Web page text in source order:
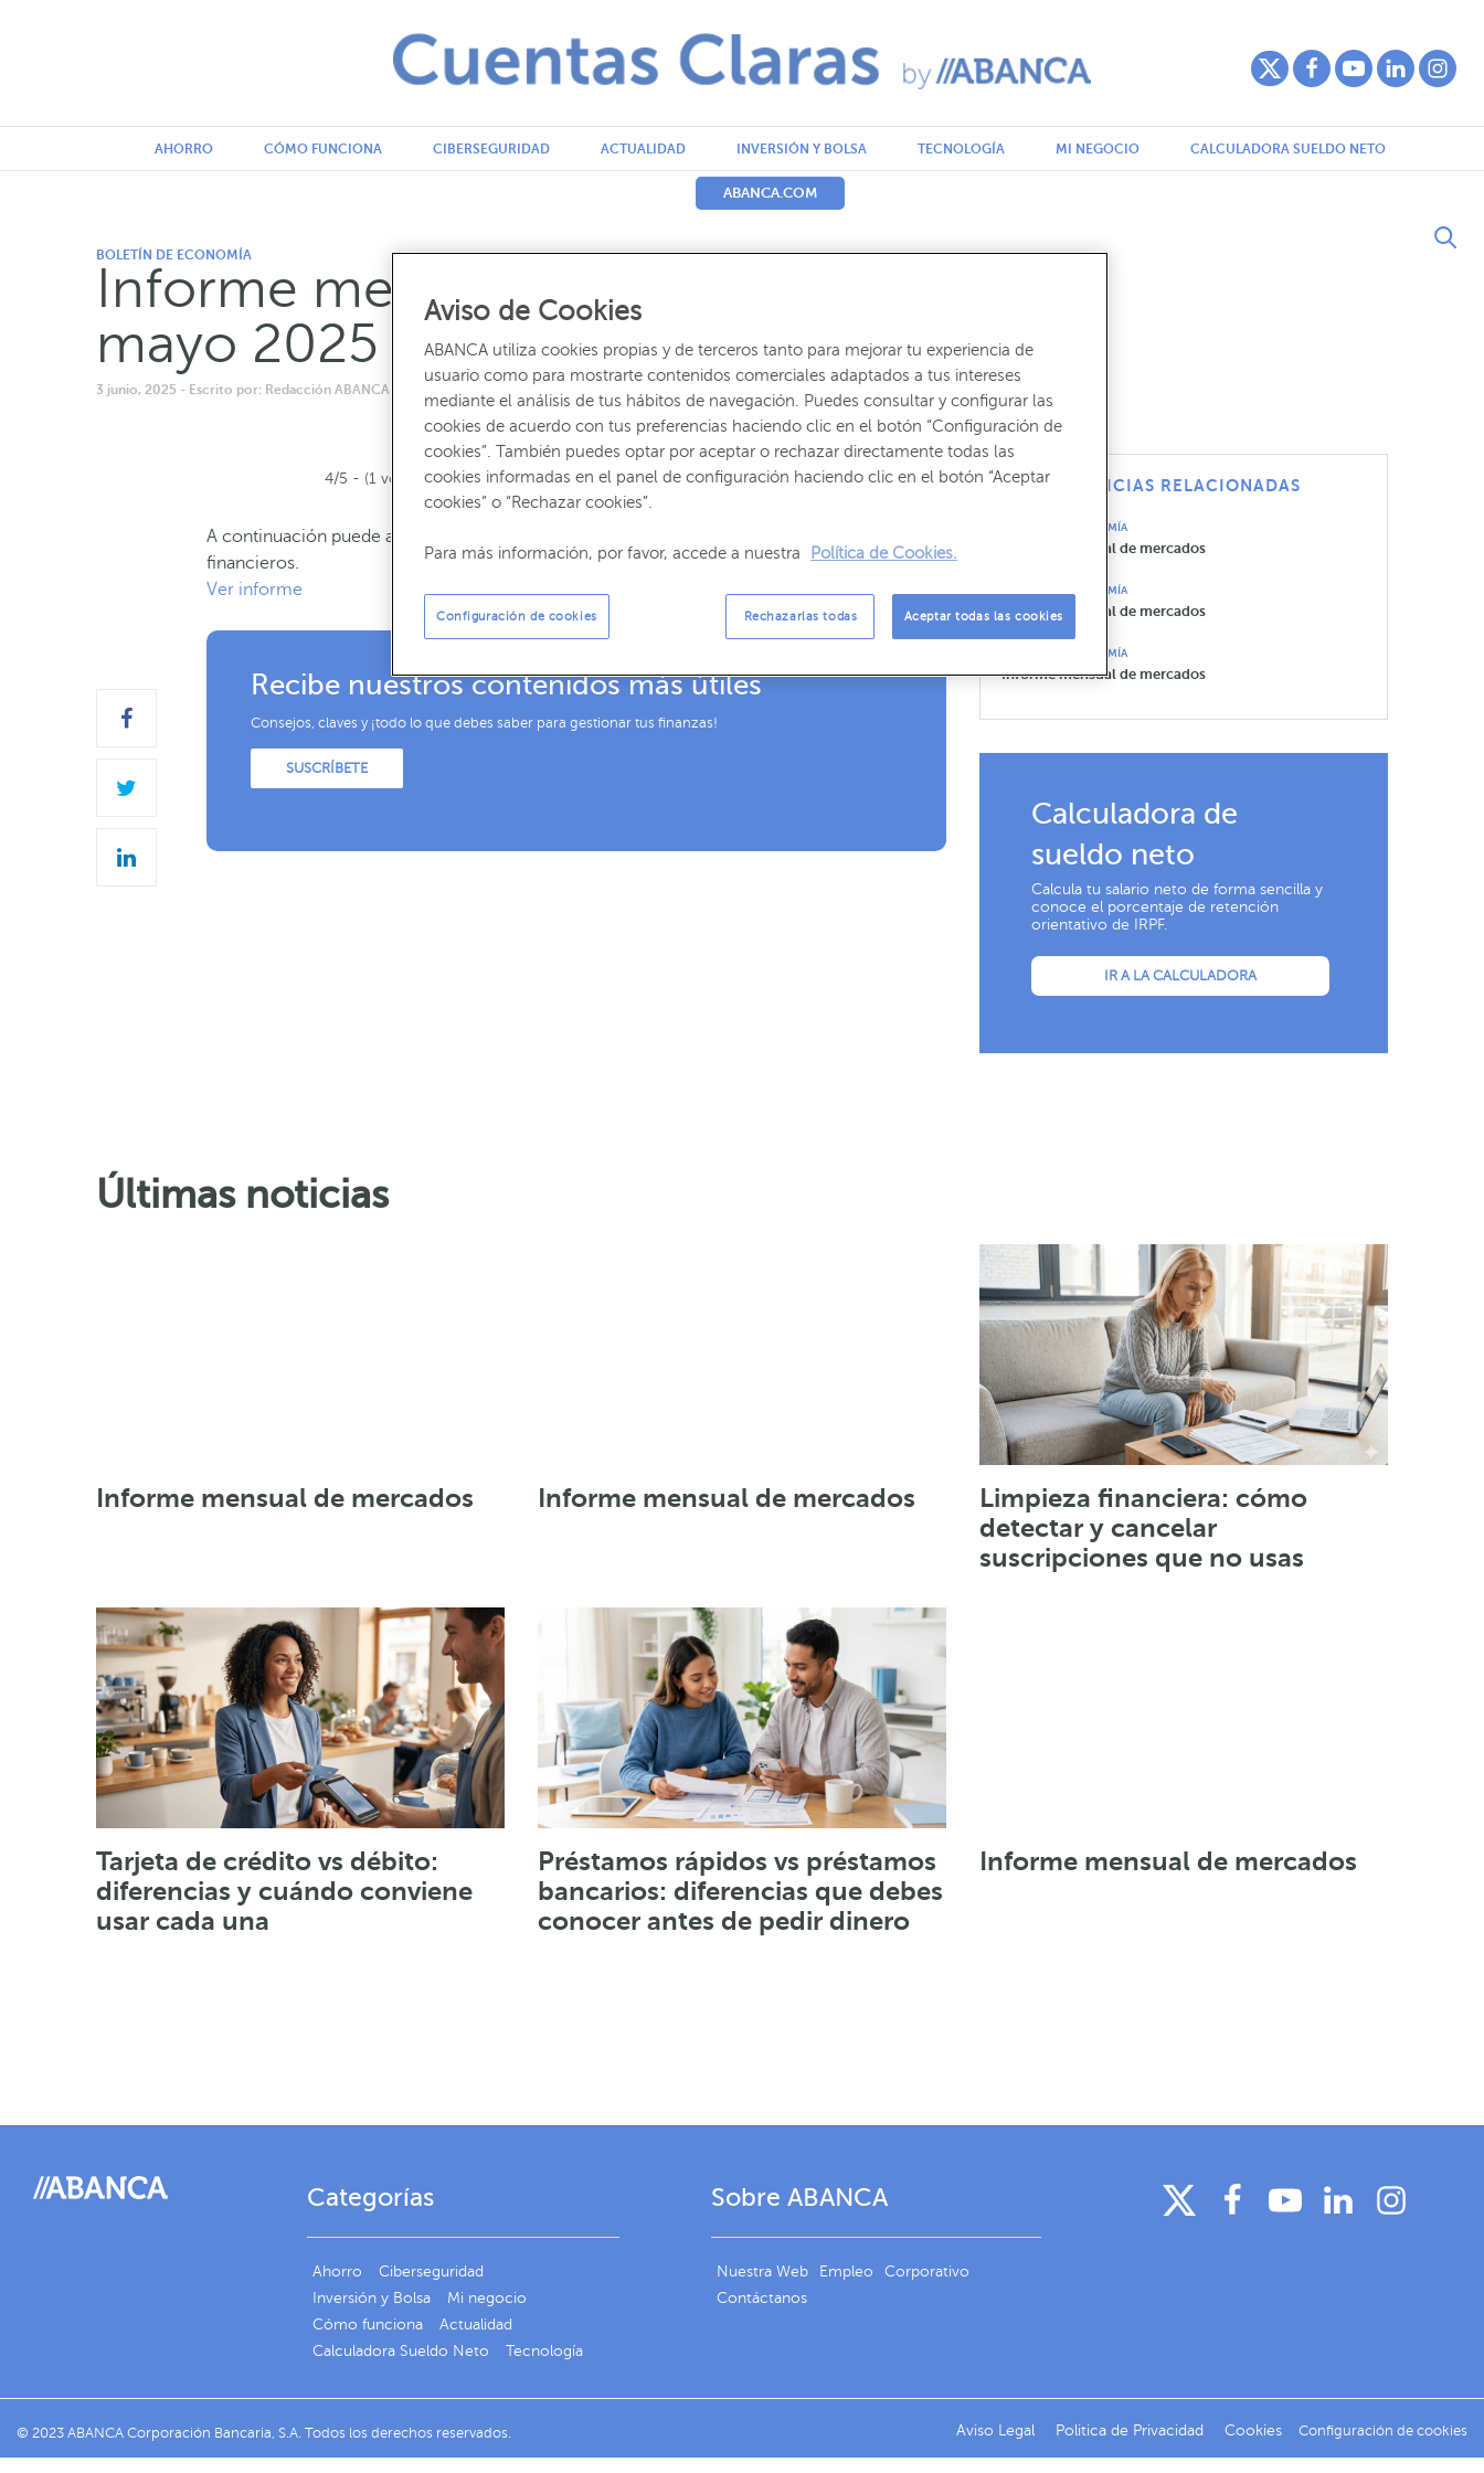
AHORRO CÓMO FUNCIONA CIBERSEGURIDAD ACTUALIDAD INVERSIÓN Y BOLSA TECNOLOGÍA MI NEGOCIO CALCULADORA SUELDO NETO
ABANCA.COM
BOLETÍN DE ECONOMÍA
Informe mensual de mercados
mayo 2025
3 junio, 2025 - Escrito por: Redacción ABANCA
4/5 - (1 voto)
A continuación puede acceder a un resumen sobre la evolución mensual de los mercados
financieros.
Ver informe
Recibe nuestros contenidos más útiles
Consejos, claves y ¡todo lo que debes saber para gestionar tus finanzas!
SUSCRÍBETE
NOTICIAS RELACIONADAS
BOLETÍN DE ECONOMÍA
Informe mensual de mercados
BOLETÍN DE ECONOMÍA
Informe mensual de mercados
BOLETÍN DE ECONOMÍA
Informe mensual de mercados
Calculadora de
sueldo neto
Calcula tu salario neto de forma sencilla y
conoce el porcentaje de retención
orientativo de IRPF.
IR A LA CALCULADORA
Últimas noticias
Informe mensual de mercados Informe mensual de mercados
Limpieza financiera: cómo
detectar y cancelar
suscripciones que no usas
Tarjeta de crédito vs débito:
diferencias y cuándo conviene
usar cada una
Préstamos rápidos vs préstamos
bancarios: diferencias que debes
conocer antes de pedir dinero
Informe mensual de mercados
Categorías
Ahorro
Ciberseguridad
Inversión y Bolsa
Mi negocio
Cómo funciona
Actualidad
Calculadora Sueldo Neto
Tecnología
Sobre ABANCA
Nuestra Web Empleo
Corporativo
Contáctanos
© 2023 ABANCA Corporación Bancaria, S.A. Todos los derechos reservados. Aviso Legal Politica de Privacidad Cookies Configuración de cookies
Aviso de Cookies
ABANCA utiliza cookies propias y de terceros tanto para mejorar tu experiencia de
usuario como para mostrarte contenidos comerciales adaptados a tus intereses
mediante el análisis de tus hábitos de navegación. Puedes consultar y configurar las
cookies de acuerdo con tus preferencias haciendo clic en el botón “Configuración de
cookies”. También puedes optar por aceptar o rechazar directamente todas las
cookies informadas en el panel de configuración haciendo clic en el botón “Aceptar
cookies” o “Rechazar cookies”.
Para más información, por favor, accede a nuestra Política de Cookies.
Configuración de cookies Rechazarlas todas Aceptar todas las cookies